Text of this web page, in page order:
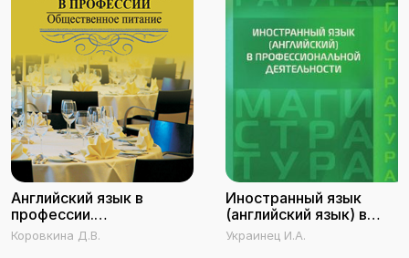
Английский язык в
профессии.
Общественное питание
Коровкина Д.В.
Иностранный язык
(английский язык) в
профессиональной
деятельности
Украинец И.А.